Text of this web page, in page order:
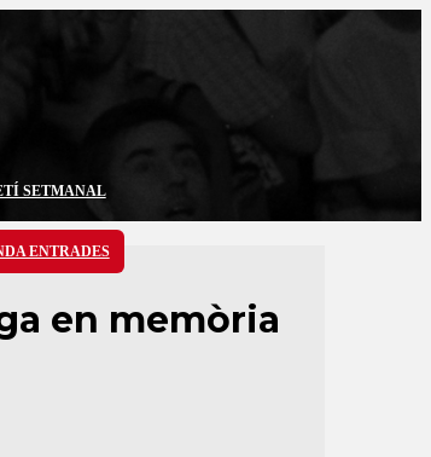
SETMANAL
ENTRADES
en memòria